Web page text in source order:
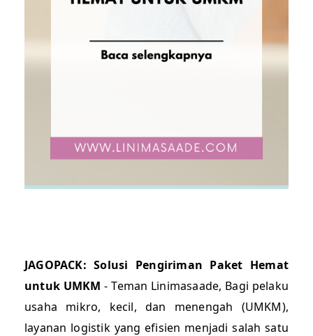
JAGOPACK: Solusi Pengiriman Paket Hemat
untuk UMKM - Teman Linimasaade, Bagi pelaku
usaha mikro, kecil, dan menengah (UMKM),
layanan logistik yang efisien menjadi salah satu